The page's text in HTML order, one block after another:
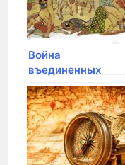
Война
въединенных
арабских
эмиратов:
противостояние
Ирака и Кувейта